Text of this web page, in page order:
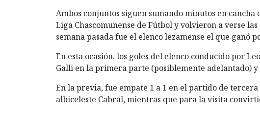
Ambos conjuntos siguen sumando minutos en cancha
Liga Chascomunense de Fútbol y volvieron a verse
semana pasada fue el elenco lezamense el que ganó
En esta ocasión, los goles del elenco conducido por
Galli en la primera parte (posiblemente adelantado) y
En la previa, fue empate 1 a 1 en el partido de
albiceleste Cabral, mientras que para la visita